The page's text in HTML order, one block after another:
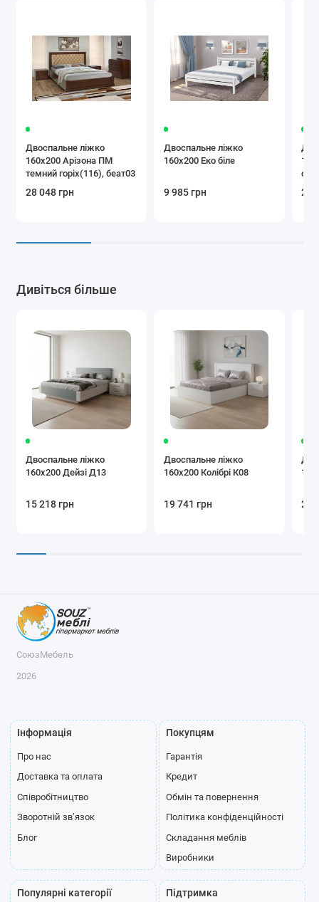
Двоспальне ліжко
160x200 Арізона ПМ
темний горіх(116), беат03
28 048 грн
Двоспальне ліжко
160x200 Еко біле
9 985 грн 25
Дивіться більше
Двоспальне ліжко
160x200 Дейзі Д13
15 218 грн
Двоспальне ліжко
160x200 Колібрі К08
19 741 грн 25
СоюзМебель
2026
Інформація
Про нас
Доставка та оплата
Співробітництво
Зворотній зв’язок
Блог
Покупцям
Гарантія
Кредит
Обмін та повернення
Політика конфіденційності
Складання меблів
Виробники
Популярні категорії Підтримка